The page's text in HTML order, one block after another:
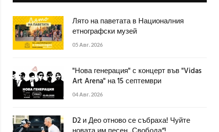
Лято на паветата в Националния
етнографски музей
05 Авг. 2026
"Нова генерация" с концерт във "Vidas
Art Arena" на 15 септември
04 Авг. 2026
D2 и Део отново се събраха! Чуйте